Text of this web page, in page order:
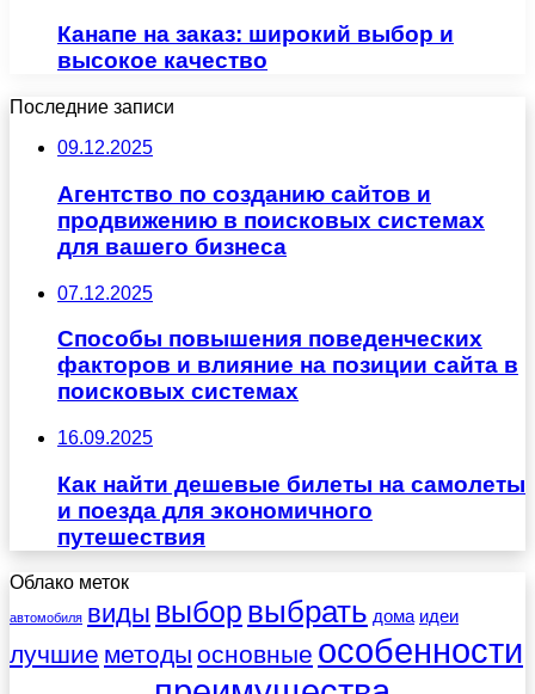
Канапе на заказ: широкий выбор и
высокое качество
Последние записи
09.12.2025
Агентство по созданию сайтов и
продвижению в поисковых системах
для вашего бизнеса
07.12.2025
Способы повышения поведенческих
факторов и влияние на позиции сайта в
поисковых системах
16.09.2025
Как найти дешевые билеты на самолеты
и поезда для экономичного
путешествия
Облако меток
автомобиля виды выбор выбрать дома идеи
лучшие методы основные особенности